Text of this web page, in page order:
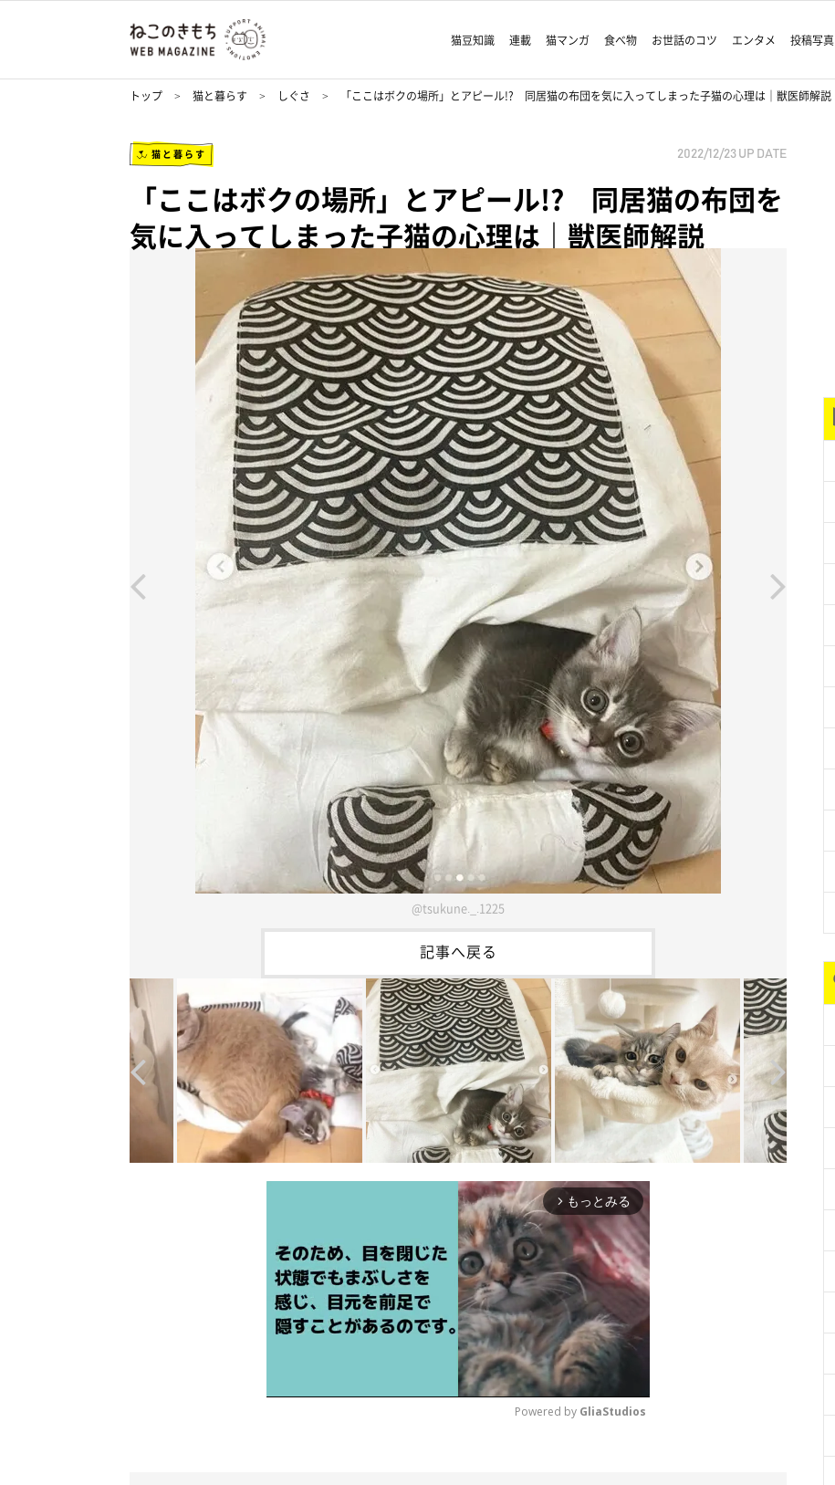
猫豆知識 連載 猫マンガ 食べ物 お世話のコツ エンタメ 投稿写真
トップ 猫と暮らす しぐさ 「ここはボクの場所」とアピール!? 同居猫の布団を気に入ってしまった子猫の心理は｜獣医師解説
猫と暮らす 2022/12/23 UP DATE
「ここはボクの場所」とアピール!? 同居猫の布団を
気に入ってしまった子猫の心理は｜獣医師解説
@tsukune._.1225
記事へ戻る
arrow_forward_ios もっとみる
Powered by GliaStudios